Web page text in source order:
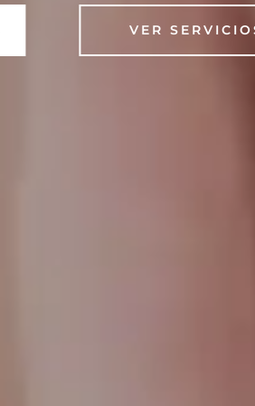
VER